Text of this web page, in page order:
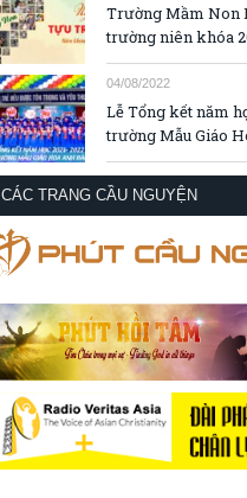
Trường Mầm Non
trường niên khóa
04/08/2022
Lễ Tổng kết năm
trường Mẫu Giáo
CÁC TRANG CẦU NGUYỆN